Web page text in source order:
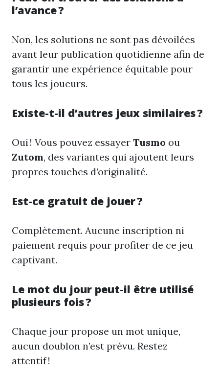
l’avance ?
Non, les solutions ne sont pas dévoilées
avant leur publication quotidienne afin de
garantir une expérience équitable pour
tous les joueurs.
Existe-t-il d’autres jeux similaires ?
Oui ! Vous pouvez essayer Tusmo ou
Zutom, des variantes qui ajoutent leurs
propres touches d’originalité.
Est-ce gratuit de jouer ?
Complètement. Aucune inscription ni
paiement requis pour profiter de ce jeu
captivant.
Le mot du jour peut-il être utilisé
plusieurs fois ?
Chaque jour propose un mot unique,
aucun doublon n’est prévu. Restez
attentif !